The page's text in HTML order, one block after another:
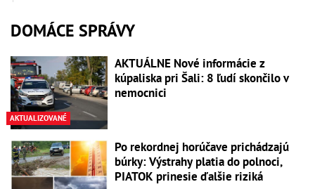
DOMÁCE SPRÁVY
AKTUALIZOVANÉ
AKTUÁLNE Nové informácie z
kúpaliska pri Šali: 8 ľudí skončilo v
nemocnici
Po rekordnej horúčave prichádzajú
búrky: Výstrahy platia do polnoci,
PIATOK prinesie ďalšie riziká